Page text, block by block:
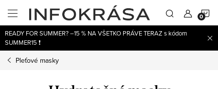
obsah
READY FOR SUMMER? –15 % NA VŠETKO PRÁVE TERAZ s kódom
SUMMER15 ❗
Pleťové masky